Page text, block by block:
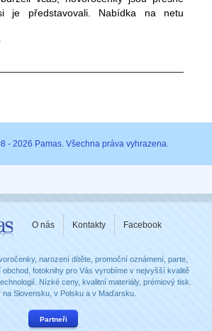
je představovali. Nabídka na netu
- 2026 Pamas. Všechna práva vyhrazena.
O nás Kontakty Facebook
narození dítěte, promoční oznámení, parte,
fotoknihy pro Vás vyrobíme v nejvyšší kvalitě
Nízké ceny, kvalitní materiály, prémiový tisk.
na Slovensku, v Polsku a v Maďarsku.
Partneři